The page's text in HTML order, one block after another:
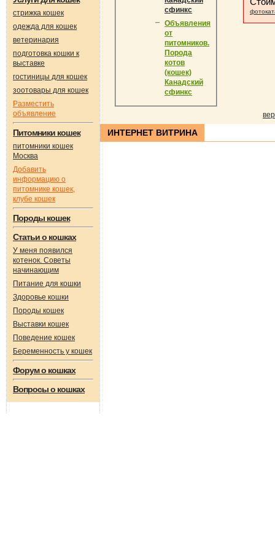
стрижка кошек
одежда для кошек
ветеринария
подготовка кошки к
выставке
гостиницы для кошек
зоотовары для кошек
Разместить
объявление
Питомники кошек
питомники кошек
Москва
Добавить
информацию о
питомнике кошек,
клубе кошек
Породы кошек
Статьи о кошках
У меня появился
котенок. Советы
начинающим
Питание для кошки
Здоровье кошки
Породы кошек
Выставки кошек
Поведение кошек
Беременность у кошек
Форум о кошках
Вопросы о кошках
сфинкс
Объявления
от
питомников.
Порода
котов
(кошек)
Канадский
сфинкс
ИНТЕРНЕТ ВИТРИНА